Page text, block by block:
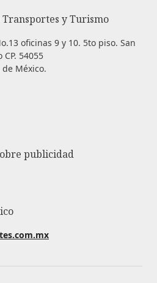
Transportes y Turismo
oficinas 9 y 10. 5to piso. San
CP. 54055
México.
publicidad